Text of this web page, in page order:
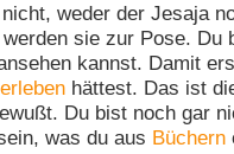
weder der Jesaja
sie zur Pose. Du
kannst. Damit
erleben hättest. Das ist
Du bist noch gar
was du aus Büchern